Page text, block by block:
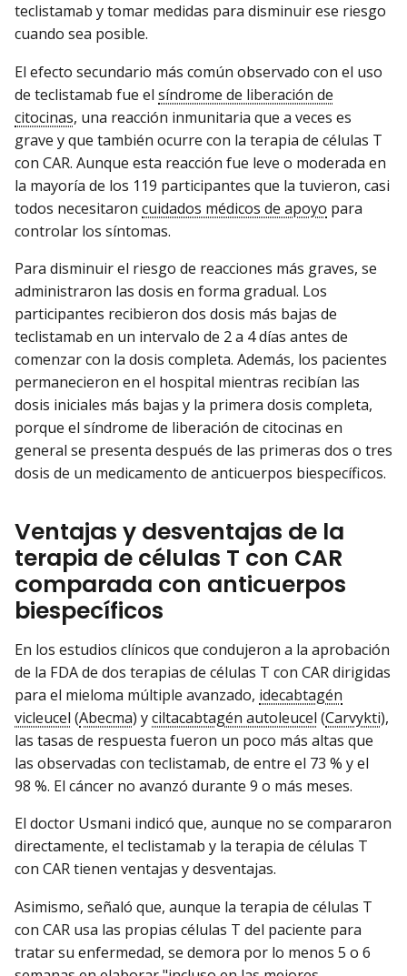
teclistamab y tomar medidas para disminuir ese riesgo
cuando sea posible.
El efecto secundario más común observado con el uso
de teclistamab fue el síndrome de liberación de
citocinas, una reacción inmunitaria que a veces es
grave y que también ocurre con la terapia de células T
con CAR. Aunque esta reacción fue leve o moderada en
la mayoría de los 119 participantes que la tuvieron, casi
todos necesitaron cuidados médicos de apoyo para
controlar los síntomas.
Para disminuir el riesgo de reacciones más graves, se
administraron las dosis en forma gradual. Los
participantes recibieron dos dosis más bajas de
teclistamab en un intervalo de 2 a 4 días antes de
comenzar con la dosis completa. Además, los pacientes
permanecieron en el hospital mientras recibían las
dosis iniciales más bajas y la primera dosis completa,
porque el síndrome de liberación de citocinas en
general se presenta después de las primeras dos o tres
dosis de un medicamento de anticuerpos biespecíficos.
Ventajas y desventajas de la
terapia de células T con CAR
comparada con anticuerpos
biespecíficos
En los estudios clínicos que condujeron a la aprobación
de la FDA de dos terapias de células T con CAR dirigidas
para el mieloma múltiple avanzado, idecabtagén
vicleucel (Abecma) yciltacabtagén autoleucel (Carvykti),
las tasas de respuesta fueron un poco más altas que
las observadas con teclistamab, de entre el 73 % y el
98 %. El cáncer no avanzó durante 9 o más meses.
El doctor Usmani indicó que, aunque no se compararon
directamente, el teclistamab y la terapia de células T
con CAR tienen ventajas y desventajas.
Asimismo, señaló que, aunque la terapia de células T
con CAR usa las propias células T del paciente para
tratar su enfermedad, se demora por lo menos 5 o 6